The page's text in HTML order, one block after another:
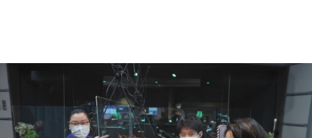
お知らせ
イベント・グッズ
YouTube
会社情報